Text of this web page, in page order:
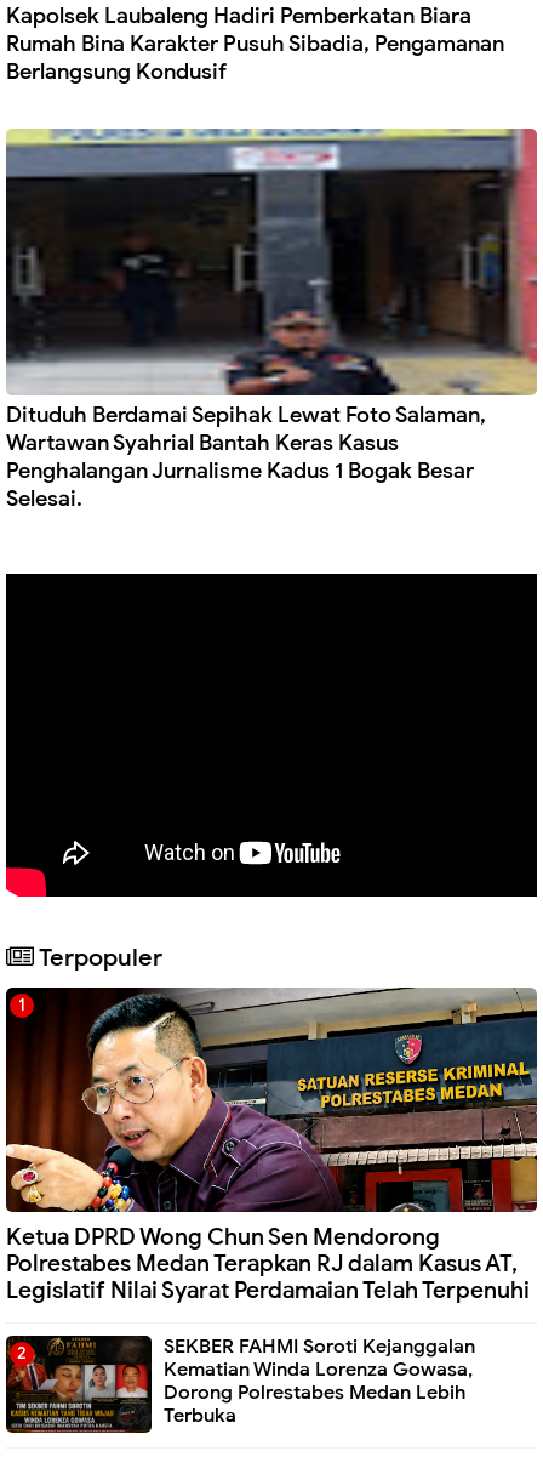
Kapolsek Laubaleng Hadiri Pemberkatan Biara
Rumah Bina Karakter Pusuh Sibadia, Pengamanan
Berlangsung Kondusif
Dituduh Berdamai Sepihak Lewat Foto Salaman,
Wartawan Syahrial Bantah Keras Kasus
Penghalangan Jurnalisme Kadus 1 Bogak Besar
Selesai.
Terpopuler
Ketua DPRD Wong Chun Sen Mendorong
Polrestabes Medan Terapkan RJ dalam Kasus AT,
Legislatif Nilai Syarat Perdamaian Telah Terpenuhi
SEKBER FAHMI Soroti Kejanggalan
Kematian Winda Lorenza Gowasa,
Dorong Polrestabes Medan Lebih
Terbuka